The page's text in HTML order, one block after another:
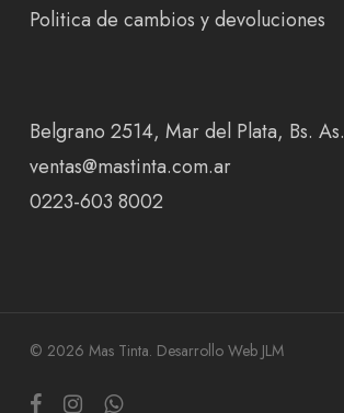
Politica de cambios y devoluciones
Belgrano 2514, Mar del Plata, Bs. As.
ventas@mastinta.com.ar
0223-603 8002
© 2026 Mas Tinta. Desarrollo Web JLM
facebookinstagramwhatsapp